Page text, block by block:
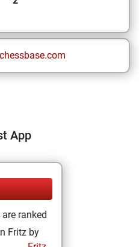
App
are ranked
Fritz by